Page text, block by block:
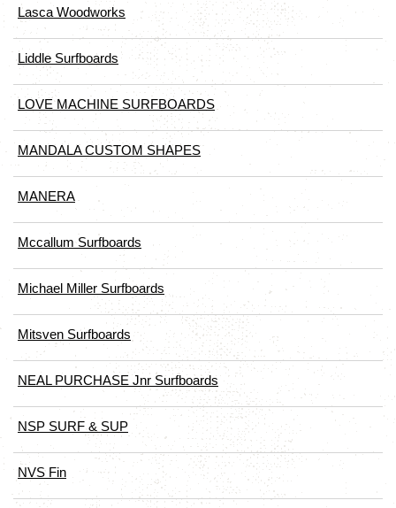
Lasca Woodworks
Liddle Surfboards
LOVE MACHINE SURFBOARDS
MANDALA CUSTOM SHAPES
MANERA
Mccallum Surfboards
Michael Miller Surfboards
Mitsven Surfboards
NEAL PURCHASE Jnr Surfboards
NSP SURF & SUP
NVS Fin